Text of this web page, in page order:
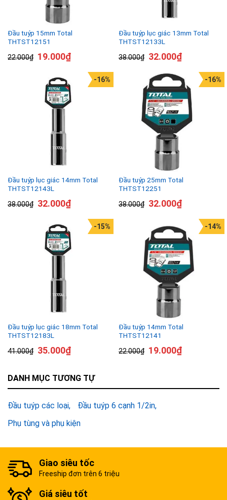
Đầu tuýp 15mm Total
THTST12151
22.000₫ 19.000₫
Đầu tuýp lục giác 13mm Total
THTST12133L
38.000₫ 32.000₫
Đầu tuýp lục giác 14mm Total
THTST12143L
38.000₫
-16%
32.000₫
Đầu tuýp 25mm Total
THTST12251
38.000₫
-16%
32.000₫
Đầu tuýp lục giác 18mm Total
THTST12183L
41.000₫
-15%
35.000₫
Đầu tuýp 14mm Total
THTST12141
22.000₫
-14%
19.000₫
DANH MỤC TƯƠNG TỰ
Đầu tuýp các loại
Đầu tuýp 6 cạnh 1/2in
Phụ tùng và phụ kiện
Giao siêu tốc
Freeship đơn trên 6 triệu
Giá siêu tốt